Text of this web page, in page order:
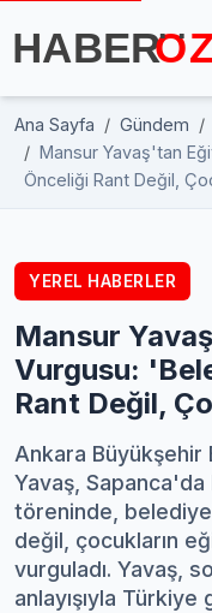
Ana Sayfa Gündem
Mansur Yavaş'tan
Önceliği Rant Değil,
YEREL HABERLER
Mansur
Vurgusu:
Rant Değil,
Ankara Büyükşehir
Yavaş, Sapanca'da
töreninde,
değil, çocukların
vurguladı. Yavaş,
anlayışıyla